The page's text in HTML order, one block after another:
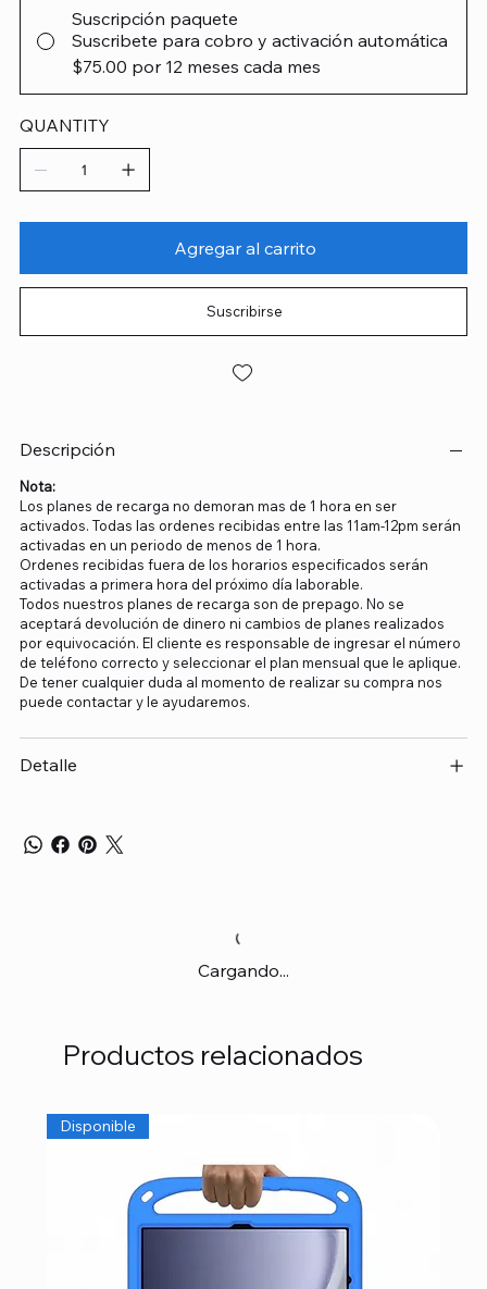
Suscripción paquete
Suscribete para cobro y activación automática
$75.00 por 12 meses cada mes
QUANTITY
Agregar al carrito
Suscribirse
Descripción
Nota:
Los planes de recarga no demoran mas de 1 hora en ser
activados. Todas las ordenes recibidas entre las 11am-12pm serán
activadas en un periodo de menos de 1 hora.
Ordenes recibidas fuera de los horarios especificados serán
activadas a primera hora del próximo día laborable.
Todos nuestros planes de recarga son de prepago. No se
aceptará devolución de dinero ni cambios de planes realizados
por equivocación. El cliente es responsable de ingresar el número
de teléfono correcto y seleccionar el plan mensual que le aplique.
De tener cualquier duda al momento de realizar su compra nos
puede contactar y le ayudaremos.
Detalle
Cargando...
Productos relacionados
Disponible